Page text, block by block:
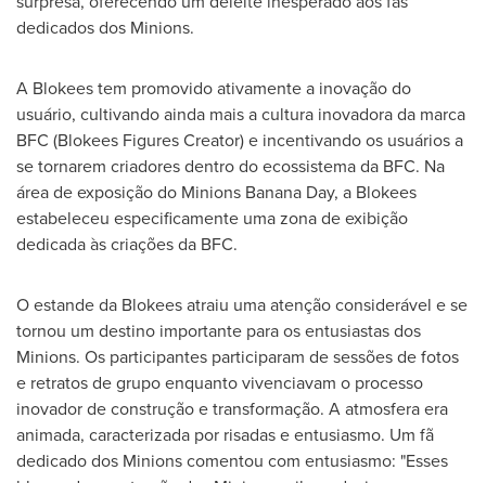
dedicados dos Minions.
A Blokees tem promovido ativamente a inovação do
usuário, cultivando ainda mais a cultura inovadora da marca
BFC (Blokees Figures Creator) e incentivando os usuários a
se tornarem criadores dentro do ecossistema da BFC. Na
área de exposição do Minions Banana Day, a Blokees
estabeleceu especificamente uma zona de exibição
dedicada às criações da BFC.
O estande da Blokees atraiu uma atenção considerável e se
tornou um destino importante para os entusiastas dos
Minions. Os participantes participaram de sessões de fotos
e retratos de grupo enquanto vivenciavam o processo
inovador de construção e transformação. A atmosfera era
animada, caracterizada por risadas e entusiasmo. Um fã
dedicado dos Minions comentou com entusiasmo: "Esses